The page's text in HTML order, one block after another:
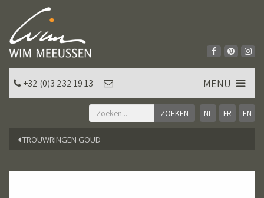
NL FR EN
+32 (0)3 232 19 13 MENU
TROUWRINGEN GOUD